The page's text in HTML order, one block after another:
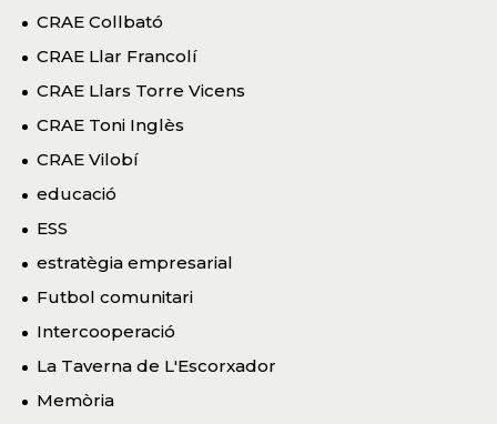
CRAE Collbató
CRAE Llar Francolí
CRAE Llars Torre Vicens
CRAE Toni Inglès
CRAE Vilobí
educació
ESS
estratègia empresarial
Futbol comunitari
Intercooperació
La Taverna de L'Escorxador
Memòria